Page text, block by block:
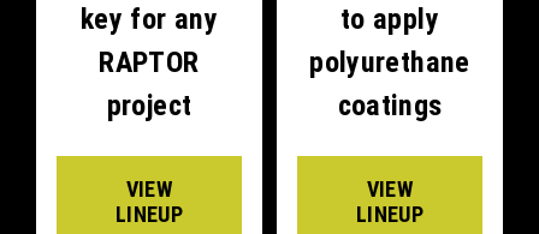
key for any
RAPTOR
project
VIEW
LINEUP
to apply
polyurethane
coatings
VIEW
LINEUP